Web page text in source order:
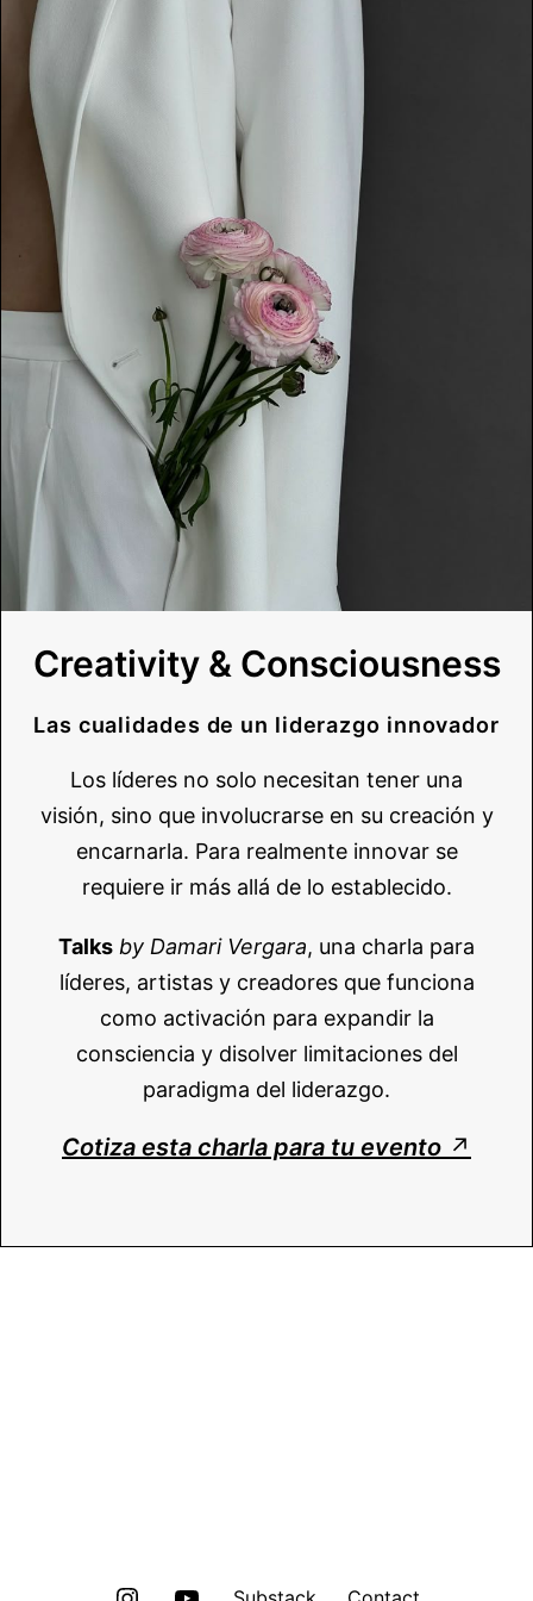
Creativity & Consciousness
Las cualidades de un liderazgo innovador
Los líderes no solo necesitan tener una
visión, sino que involucrarse en su creación y
encarnarla. Para realmente innovar se
requiere ir más allá de lo establecido.
Talks by Damari Vergara, una charla para
líderes, artistas y creadores que funciona
como activación para expandir la
consciencia y disolver limitaciones del
paradigma del liderazgo.
Cotiza esta charla para tu evento ↗
InstagramYoutube